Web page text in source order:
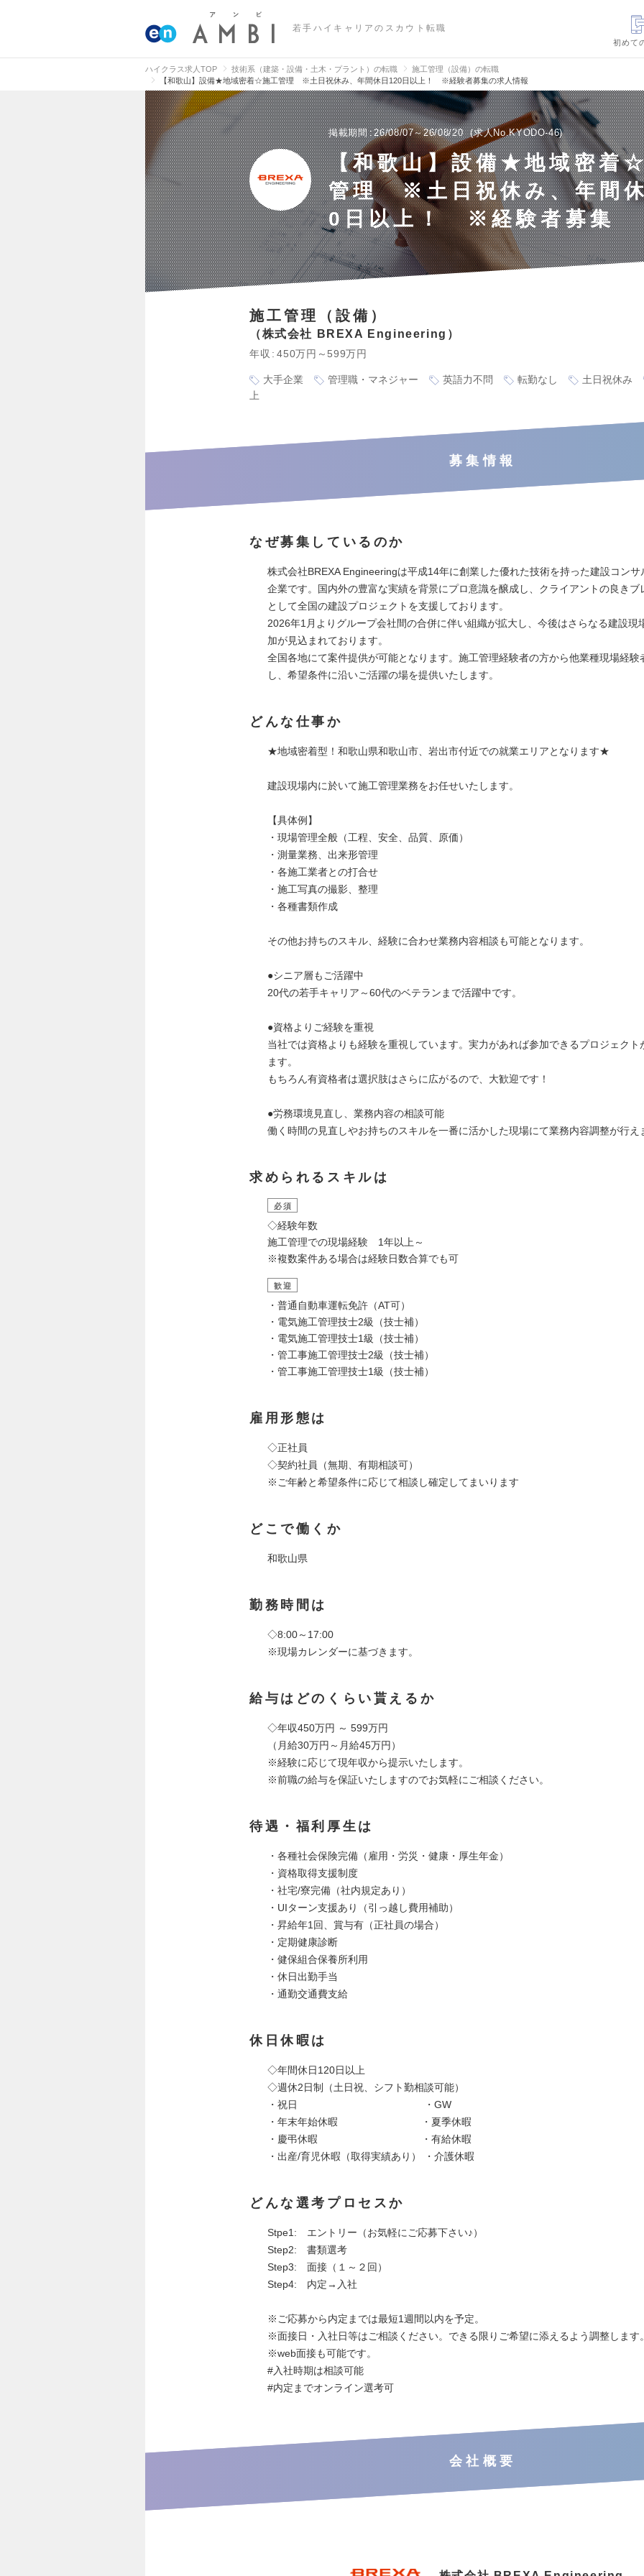
若手ハイキャリアのスカウト転職
初めて
ハイクラス求人TOP 技術系（建築・設備・土木・プラント）の転職
施工管理（設備）の転職
【和歌山】設備★地域密着☆施工管理 ※土日祝休み、年間休日120日以上！ ※経験者募集の求人情報
掲載期間 26/08/07～26/08/20 求人No.KYODO-46
【和歌山】設備★地域密着
管理 ※土日祝休み、年間
0日以上！ ※経験者募集
施工管理（設備）
株式会社 BREXA Engineering
年収 450万円～599万円
大手企業 管理職・マネジャー 英語力不問 転勤なし
土日祝休み
上
募集情報
なぜ募集しているのか
株式会社BREXA Engineeringは平成14年に創業した優れた技術を持った建設コンサ
企業です。国内外の豊富な実績を背景にプロ意識を醸成し、クライアントの良きブ
として全国の建設プロジェクトを支援しております。
2026年1月よりグループ会社間の合併に伴い組織が拡大し、今後はさらなる建設現
加が見込まれております。
全国各地にて案件提供が可能となります。施工管理経験者の方から他業種現場経験
し、希望条件に沿いご活躍の場を提供いたします。
どんな仕事か
★地域密着型！和歌山県和歌山市、岩出市付近での就業エリアとなります★
建設現場内に於いて施工管理業務をお任せいたします。
【具体例】
・現場管理全般（工程、安全、品質、原価）
・測量業務、出来形管理
・各施工業者との打合せ
・施工写真の撮影、整理
・各種書類作成
その他お持ちのスキル、経験に合わせ業務内容相談も可能となります。
●シニア層もご活躍中
20代の若手キャリア～60代のベテランまで活躍中です。
●資格よりご経験を重視
当社では資格よりも経験を重視しています。実力があれば参加できるプロジェクト
ます。
もちろん有資格者は選択肢はさらに広がるので、大歓迎です！
●労務環境見直し、業務内容の相談可能
働く時間の見直しやお持ちのスキルを一番に活かした現場にて業務内容調整が行え
求められるスキルは
必須
◇経験年数
施工管理での現場経験 1年以上～
※複数案件ある場合は経験日数合算でも可
歓迎
・普通自動車運転免許（AT可）
・電気施工管理技士2級（技士補）
・電気施工管理技士1級（技士補）
・管工事施工管理技士2級（技士補）
・管工事施工管理技士1級（技士補）
雇用形態は
◇正社員
◇契約社員（無期、有期相談可）
※ご年齢と希望条件に応じて相談し確定してまいります
どこで働くか
和歌山県
勤務時間は
◇8:00～17:00
※現場カレンダーに基づきます。
給与はどのくらい貰えるか
◇年収450万円 ～ 599万円
（月給30万円～月給45万円）
※経験に応じて現年収から提示いたします。
※前職の給与を保証いたしますのでお気軽にご相談ください。
待遇・福利厚生は
・各種社会保険完備（雇用・労災・健康・厚生年金）
・資格取得支援制度
・社宅/寮完備（社内規定あり）
・UIターン支援あり（引っ越し費用補助）
・昇給年1回、賞与有（正社員の場合）
・定期健康診断
・健保組合保養所利用
・休日出勤手当
・通勤交通費支給
休日休暇は
◇年間休日120日以上
◇週休2日制（土日祝、シフト勤相談可能）
・祝日 ・GW
・年末年始休暇 ・夏季休暇
・慶弔休暇 ・有給休暇
・出産/育児休暇（取得実績あり） ・介護休暇
どんな選考プロセスか
Stpe1: エントリー（お気軽にご応募下さい♪）
Step2: 書類選考
Step3: 面接（１～２回）
Step4: 内定→入社
※ご応募から内定までは最短1週間以内を予定。
※面接日・入社日等はご相談ください。できる限りご希望に添えるよう調整します
※web面接も可能です。
#入社時期は相談可能
#内定までオンライン選考可
会社概要